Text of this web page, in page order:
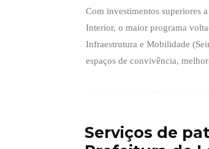
Com investimentos superiores
Interior, o maior programa
Infraestrutura e Mobilidade
espaços de convivência,
Serviços de